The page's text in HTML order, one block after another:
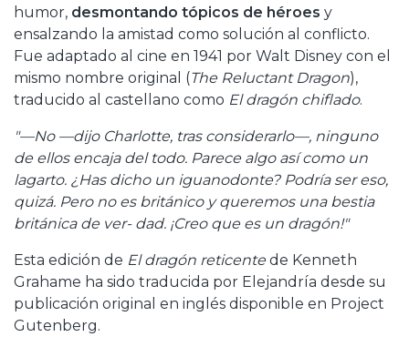
humor, desmontando tópicos de héroes y
ensalzando la amistad como solución al conflicto.
Fue adaptado al cine en 1941 por Walt Disney con el
mismo nombre original (The Reluctant Dragon),
traducido al castellano como El dragón chiflado.
"—No —dijo Charlotte, tras considerarlo—, ninguno
de ellos encaja del todo. Parece algo así como un
lagarto. ¿Has dicho un iguanodonte? Podría ser eso,
quizá. Pero no es británico y queremos una bestia
británica de ver- dad. ¡Creo que es un dragón!"
Esta edición de El dragón reticente de Kenneth
Grahame ha sido traducida por Elejandría desde su
publicación original en inglés disponible en Project
Gutenberg.